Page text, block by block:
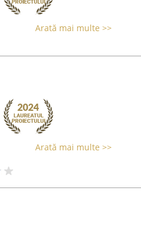
Arată mai multe >>
Arată mai multe >>